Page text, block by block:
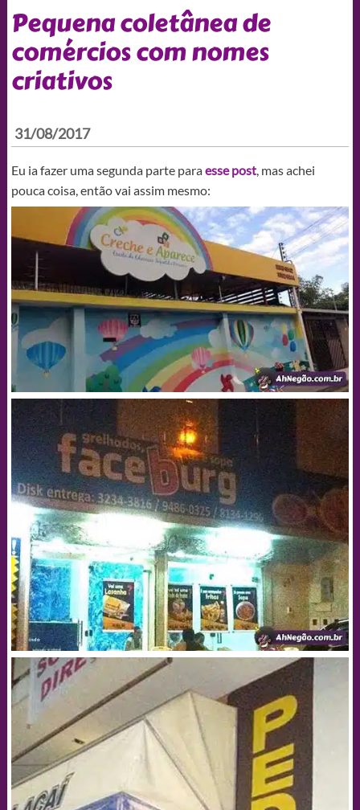
Pequena coletânea de
comércios com nomes
criativos
31/08/2017
Eu ia fazer uma segunda parte paraesse post, mas achei
pouca coisa, então vai assim mesmo: